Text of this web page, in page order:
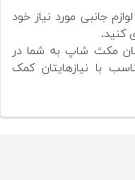
جانبی مورد نیاز خود
کنید.
مکث شاپ به شما در
با نیازهایتان کمک